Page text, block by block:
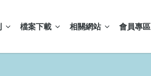
檔案下載 相關網站 會員專區